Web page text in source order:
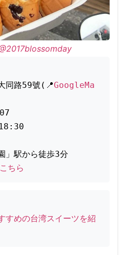
同路59號(📍GoogleMa
」駅から徒歩3分
ちら
すめの台湾スイーツを紹